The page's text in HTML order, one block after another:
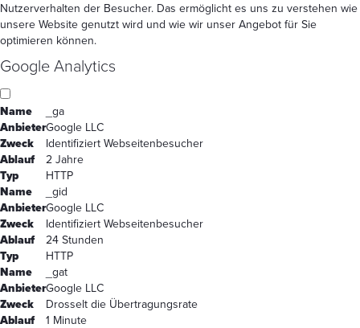
Nutzerverhalten der Besucher. Das ermöglicht es uns zu verstehen wie
unsere Website genutzt wird und wie wir unser Angebot für Sie
optimieren können.
Google Analytics
Name
_ga
AnbieterGoogle LLC
Zweck
Identifiziert Webseitenbesucher
Ablauf
2 Jahre
Typ
HTTP
Name
_gid
AnbieterGoogle LLC
Zweck
Identifiziert Webseitenbesucher
Ablauf
24 Stunden
Typ
HTTP
Name
_gat
AnbieterGoogle LLC
Zweck
Drosselt die Übertragungsrate
Ablauf
1 Minute